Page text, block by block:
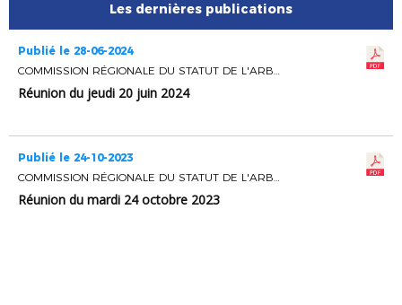
Les dernières publications
Publié le 28-06-2024
COMMISSION RÉGIONALE DU STATUT DE L'ARBITRAGE
Réunion du jeudi 20 juin 2024
Publié le 24-10-2023
COMMISSION RÉGIONALE DU STATUT DE L'ARBITRAGE
Réunion du mardi 24 octobre 2023